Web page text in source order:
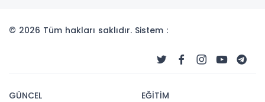
© 2026 Tüm hakları saklıdır. Sistem :
GÜNCEL
EĞİTİM